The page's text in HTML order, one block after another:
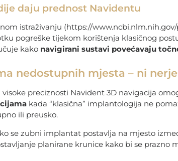
daju prednost Navidentu
istraživanju (https://
pogreške tijekom korištenja klasičnog
kako navigirani sustavi povećavaju
nedostupnih mjesta – ni
visoke preciznosti Navident 3D navigacija
kada “klasična” implantologija ne
ili preusko.
se zubni implantat postavlja na mjesto
planirane krunice kako bi se prazno